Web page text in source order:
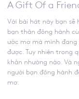
A Gift Of a
Với bài hát này bạn sẽ
bạn thân đồng hành
ước mơ mà mình
được. Tuy nhiên trong
khăn nhường nào. Và
người bạn đồng hành
mơ.